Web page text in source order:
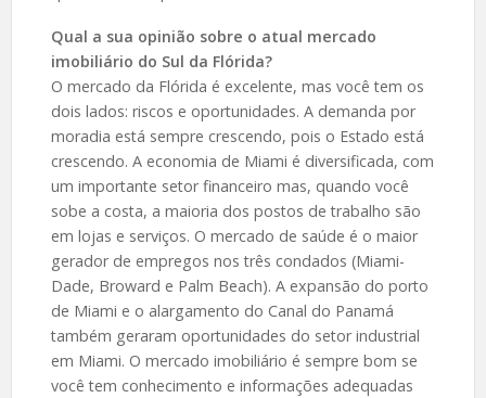
Qual a sua opinião sobre o atual mercado
imobiliário do Sul da Flórida?
O mercado da Flórida é excelente, mas você tem os
dois lados: riscos e oportunidades. A demanda por
moradia está sempre crescendo, pois o Estado está
crescendo. A economia de Miami é diversificada, com
um importante setor financeiro mas, quando você
sobe a costa, a maioria dos postos de trabalho são
em lojas e serviços. O mercado de saúde é o maior
gerador de empregos nos três condados (Miami-
Dade, Broward e Palm Beach). A expansão do porto
de Miami e o alargamento do Canal do Panamá
também geraram oportunidades do setor industrial
em Miami. O mercado imobiliário é sempre bom se
você tem conhecimento e informações adequadas